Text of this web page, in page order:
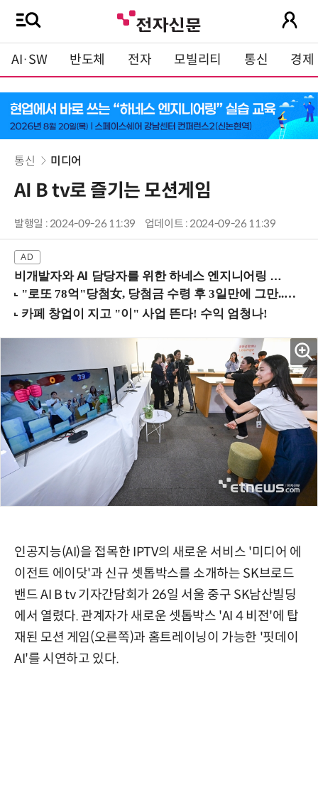
AI·SW 반도체 전자 모빌리티 통신 경제
통신 미디어
AI B tv로 즐기는 모션게임
발행일 : 2024-09-26 11:39 업데이트 : 2024-09-26 11:39
비개발자와 AI 담당자를 위한 하네스 엔지니어링 입문과정 (8/20 신논현역)
인공지능(AI)을 접목한 IPTV의 새로운 서비스 '미디어 에
이전트 에이닷'과 신규 셋톱박스를 소개하는 SK브로드
밴드 AI B tv 기자간담회가 26일 서울 중구 SK남산빌딩
에서 열렸다. 관계자가 새로운 셋톱박스 'AI 4 비전'에 탑
재된 모션 게임(오른쪽)과 홈트레이닝이 가능한 '핏데이
AI'를 시연하고 있다.